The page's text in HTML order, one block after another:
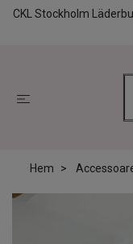
CKL Stockholm
Hem